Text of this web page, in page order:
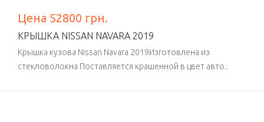
Цена 52800 грн.
КРЫШКА NISSAN NAVARA 2019
Крышка кузова Nissan Navara 2019Изготовлена из
стекловолокна Поставляется крашенной в цвет авто..